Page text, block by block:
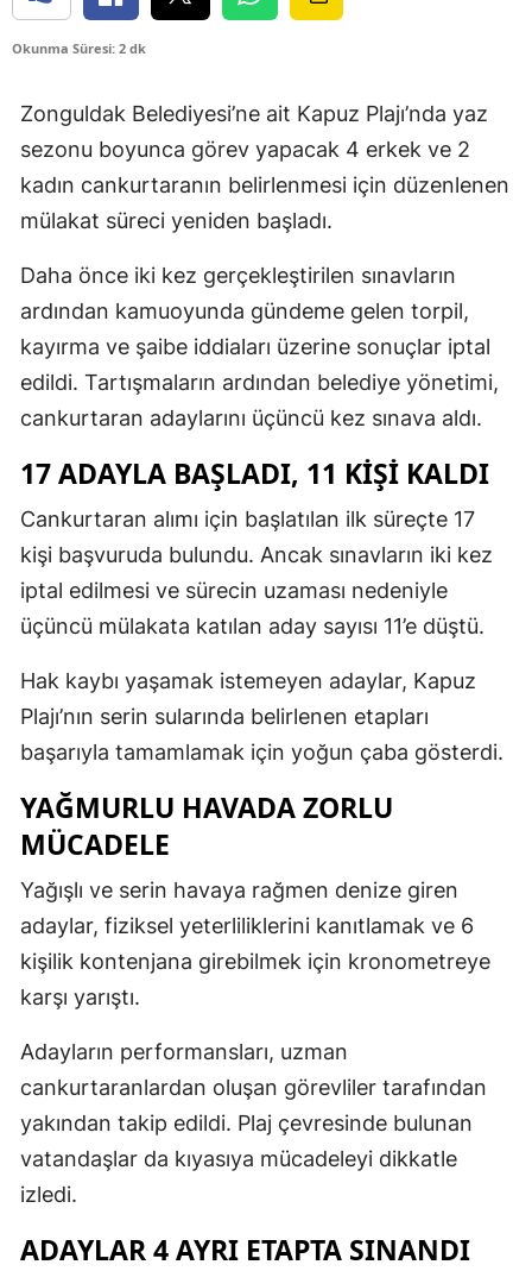
Okunma Süresi: 2 dk
Zonguldak Belediyesi’ne ait Kapuz Plajı’nda yaz
sezonu boyunca görev yapacak 4 erkek ve 2
kadın cankurtaranın belirlenmesi için düzenlenen
mülakat süreci yeniden başladı.
Daha önce iki kez gerçekleştirilen sınavların
ardından kamuoyunda gündeme gelen torpil,
kayırma ve şaibe iddiaları üzerine sonuçlar iptal
edildi. Tartışmaların ardından belediye yönetimi,
cankurtaran adaylarını üçüncü kez sınava aldı.
17 ADAYLA BAŞLADI, 11 KİŞİ KALDI
Cankurtaran alımı için başlatılan ilk süreçte 17
kişi başvuruda bulundu. Ancak sınavların iki kez
iptal edilmesi ve sürecin uzaması nedeniyle
üçüncü mülakata katılan aday sayısı 11’e düştü.
Hak kaybı yaşamak istemeyen adaylar, Kapuz
Plajı’nın serin sularında belirlenen etapları
başarıyla tamamlamak için yoğun çaba gösterdi.
YAĞMURLU HAVADA ZORLU
MÜCADELE
Yağışlı ve serin havaya rağmen denize giren
adaylar, fiziksel yeterliliklerini kanıtlamak ve 6
kişilik kontenjana girebilmek için kronometreye
karşı yarıştı.
Adayların performansları, uzman
cankurtaranlardan oluşan görevliler tarafından
yakından takip edildi. Plaj çevresinde bulunan
vatandaşlar da kıyasıya mücadeleyi dikkatle
izledi.
ADAYLAR 4 AYRI ETAPTA SINANDI